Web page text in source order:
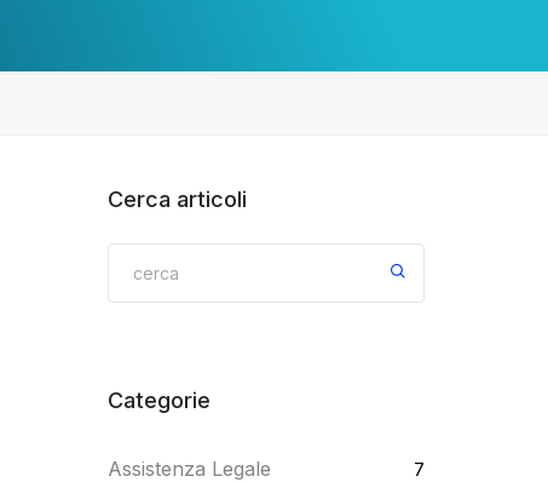
Cerca articoli
Categorie
Assistenza Legale 7